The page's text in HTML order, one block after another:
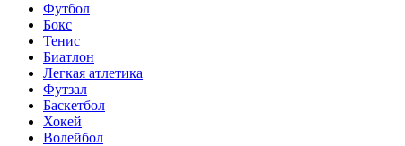
Футбол
Бокс
Тенис
Биатлон
Легкая атлетика
Футзал
Баскетбол
Хокей
Волейбол